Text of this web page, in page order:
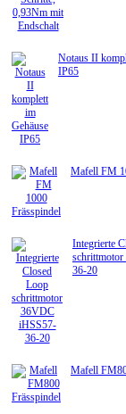
Notaus II
IP65
Mafell FM
Integrierte
36-20
Mafell